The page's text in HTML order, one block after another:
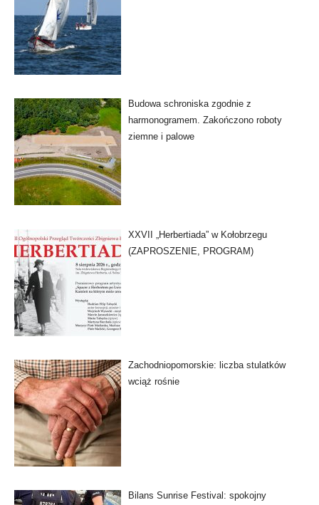
Budowa schroniska zgodnie z
harmonogramem. Zakończono roboty
ziemne i palowe
XXVII „Herbertiada” w Kołobrzegu
(ZAPROSZENIE, PROGRAM)
Zachodniopomorskie: liczba stulatków
wciąż rośnie
Bilans Sunrise Festival: spokojny